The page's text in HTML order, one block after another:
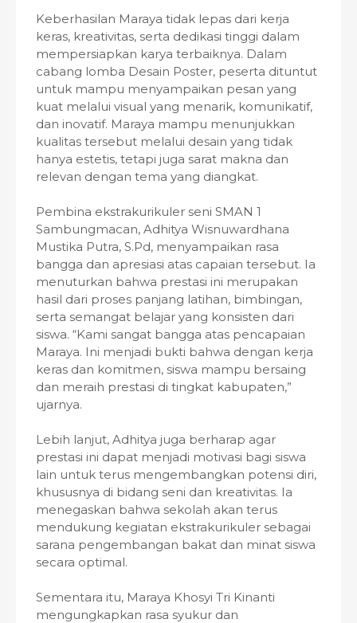
Keberhasilan Maraya tidak lepas dari kerja
keras, kreativitas, serta dedikasi tinggi dalam
mempersiapkan karya terbaiknya. Dalam
cabang lomba Desain Poster, peserta dituntut
untuk mampu menyampaikan pesan yang
kuat melalui visual yang menarik, komunikatif,
dan inovatif. Maraya mampu menunjukkan
kualitas tersebut melalui desain yang tidak
hanya estetis, tetapi juga sarat makna dan
relevan dengan tema yang diangkat.
Pembina ekstrakurikuler seni SMAN 1
Sambungmacan, Adhitya Wisnuwardhana
Mustika Putra, S.Pd, menyampaikan rasa
bangga dan apresiasi atas capaian tersebut. Ia
menuturkan bahwa prestasi ini merupakan
hasil dari proses panjang latihan, bimbingan,
serta semangat belajar yang konsisten dari
siswa. “Kami sangat bangga atas pencapaian
Maraya. Ini menjadi bukti bahwa dengan kerja
keras dan komitmen, siswa mampu bersaing
dan meraih prestasi di tingkat kabupaten,”
ujarnya.
Lebih lanjut, Adhitya juga berharap agar
prestasi ini dapat menjadi motivasi bagi siswa
lain untuk terus mengembangkan potensi diri,
khususnya di bidang seni dan kreativitas. Ia
menegaskan bahwa sekolah akan terus
mendukung kegiatan ekstrakurikuler sebagai
sarana pengembangan bakat dan minat siswa
secara optimal.
Sementara itu, Maraya Khosyi Tri Kinanti
mengungkapkan rasa syukur dan